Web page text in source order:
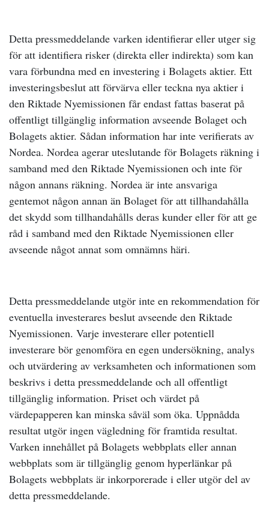
Detta pressmeddelande varken identifierar eller utger sig
för att identifiera risker (direkta eller indirekta) som kan
vara förbundna med en investering i Bolagets aktier. Ett
investeringsbeslut att förvärva eller teckna nya aktier i
den Riktade Nyemissionen får endast fattas baserat på
offentligt tillgänglig information avseende Bolaget och
Bolagets aktier. Sådan information har inte verifierats av
Nordea. Nordea agerar uteslutande för Bolagets räkning i
samband med den Riktade Nyemissionen och inte för
någon annans räkning. Nordea är inte ansvariga
gentemot någon annan än Bolaget för att tillhandahålla
det skydd som tillhandahålls deras kunder eller för att ge
råd i samband med den Riktade Nyemissionen eller
avseende något annat som omnämns häri.
Detta pressmeddelande utgör inte en rekommendation för
eventuella investerares beslut avseende den Riktade
Nyemissionen. Varje investerare eller potentiell
investerare bör genomföra en egen undersökning, analys
och utvärdering av verksamheten och informationen som
beskrivs i detta pressmeddelande och all offentligt
tillgänglig information. Priset och värdet på
värdepapperen kan minska såväl som öka. Uppnådda
resultat utgör ingen vägledning för framtida resultat.
Varken innehållet på Bolagets webbplats eller annan
webbplats som är tillgänglig genom hyperlänkar på
Bolagets webbplats är inkorporerade i eller utgör del av
detta pressmeddelande.